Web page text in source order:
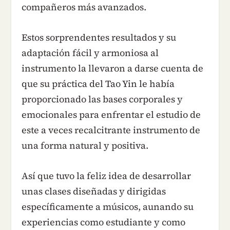
compañeros más avanzados.
Estos sorprendentes resultados y su
adaptación fácil y armoniosa al
instrumento la llevaron a darse cuenta de
que su práctica del Tao Yin le había
proporcionado las bases corporales y
emocionales para enfrentar el estudio de
este a veces recalcitrante instrumento de
una forma natural y positiva.
Así que tuvo la feliz idea de desarrollar
unas clases diseñadas y dirigidas
específicamente a músicos, aunando su
experiencias como estudiante y como